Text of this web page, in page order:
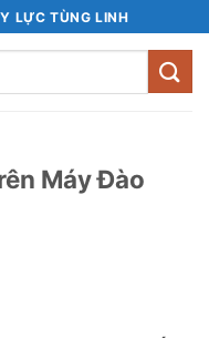
LỰC TÙNG LINH
Máy Đào